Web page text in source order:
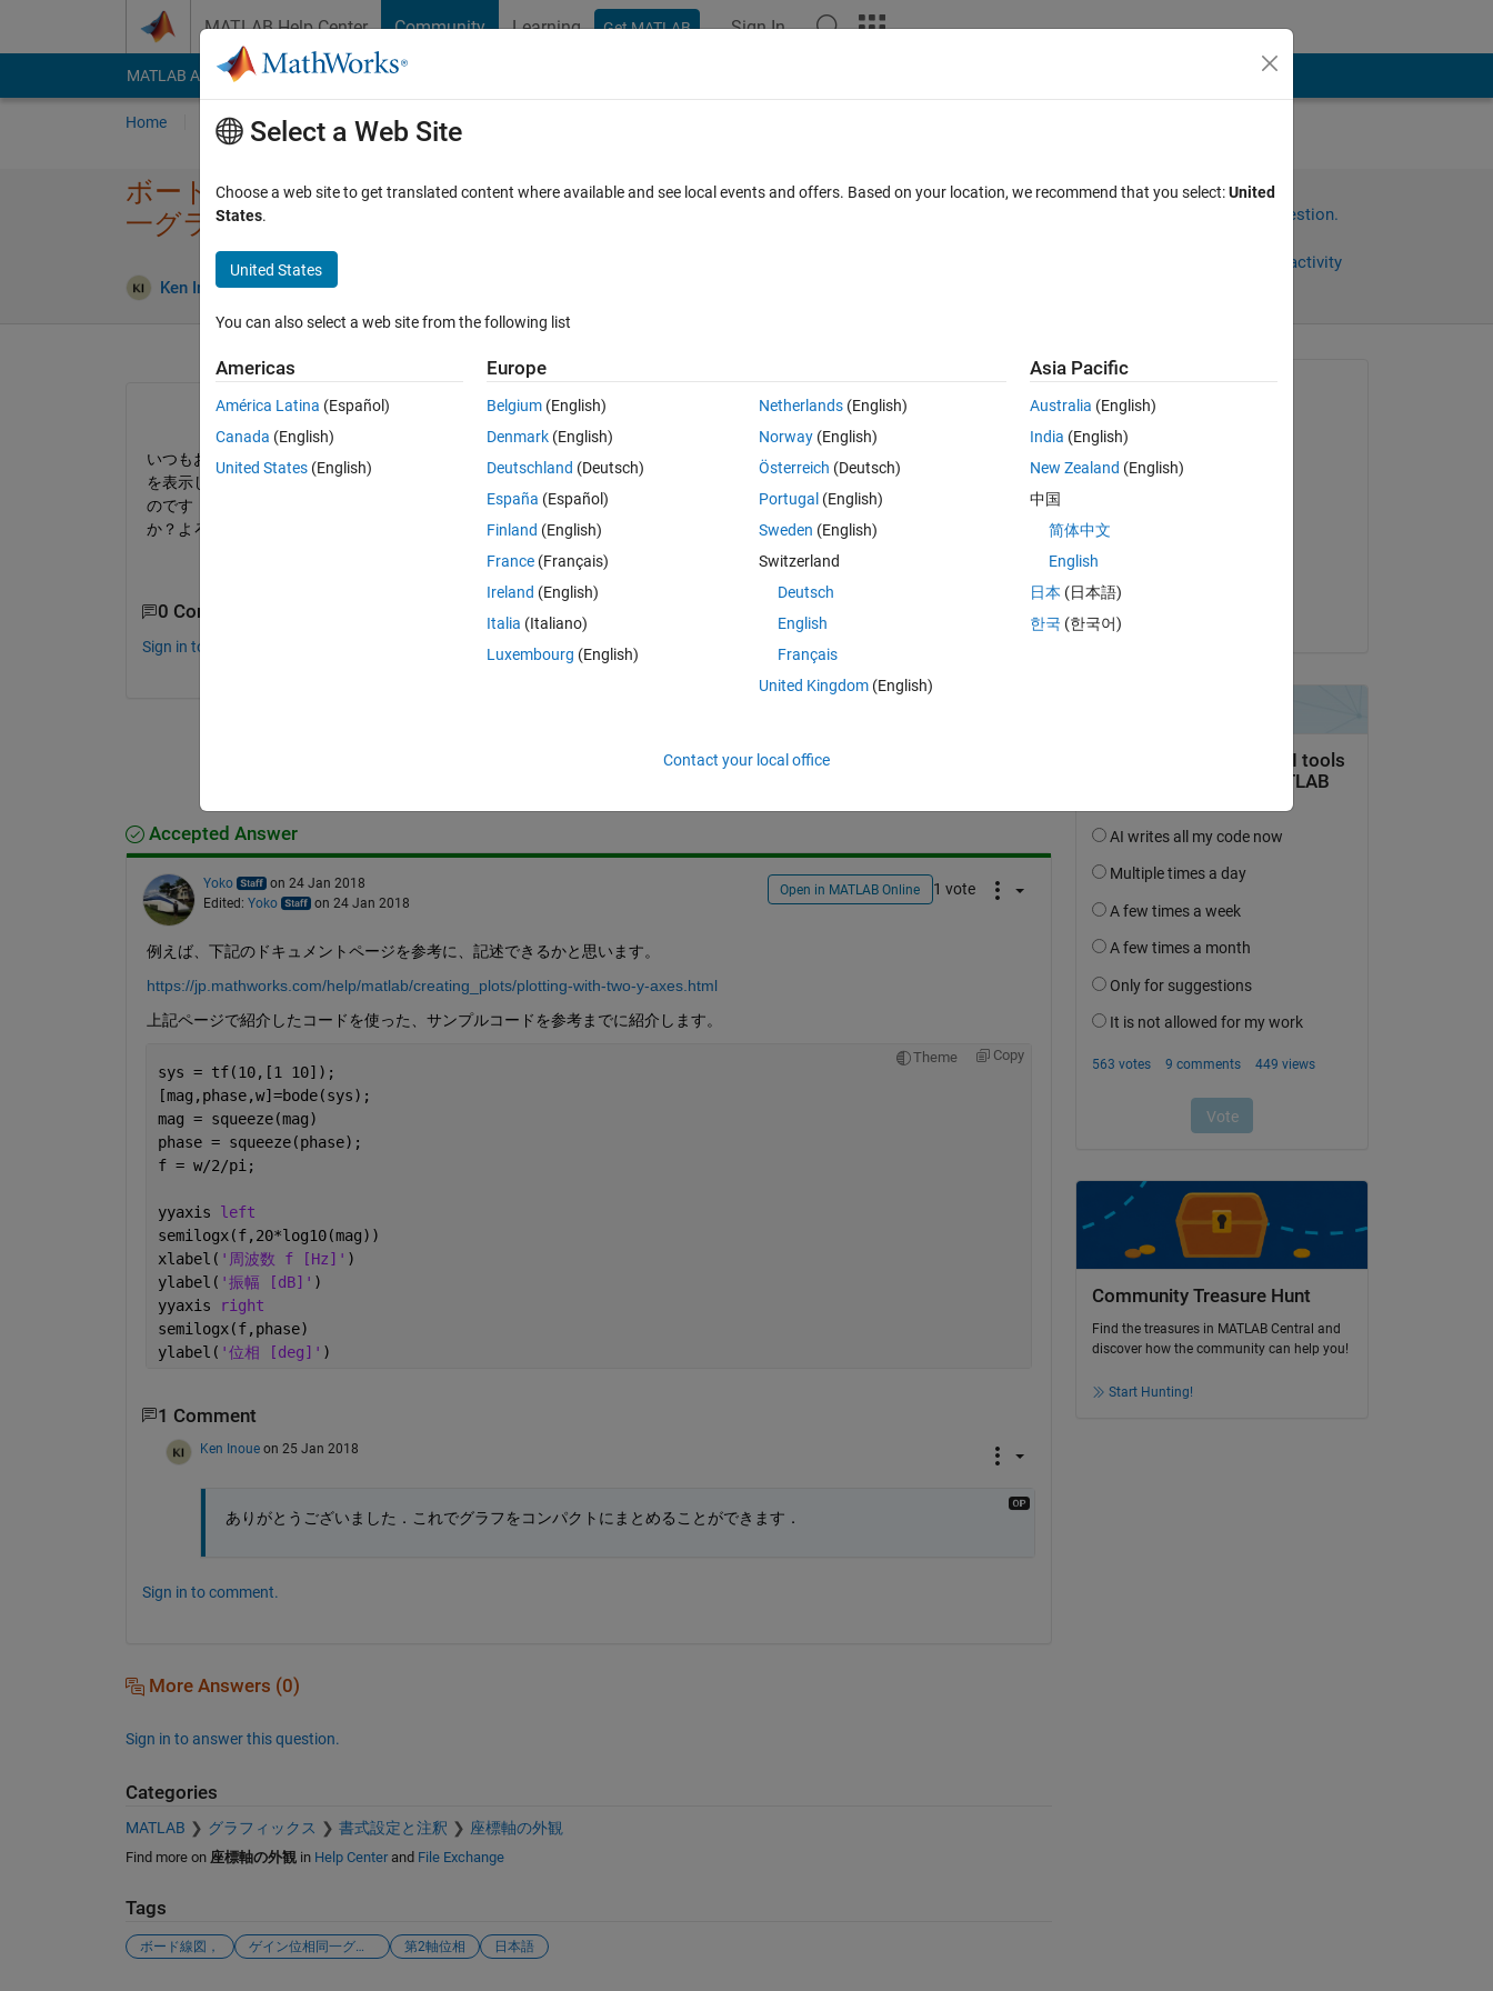
MATLAB Help Center Community Learning Get MATLAB Sign In
MATLAB Answers File Exchange Cody
Home Ask Answer Browse MATLAB FAQs
ボード線図で第2軸に​位相を表示したい．ボ​ード線図でゲインと位​相を同
一グラフに表示​したい．
Ken Inoue 24 Jan 2018
Sign in to answer this question.
Sign in to follow activity
いつもお世話になっております．写真のように，ボード線図でゲインと位相を同一グラフに表示したい，つまり第2軸に位相
を表示したいです．写真はMatlabのボード線図を一度Excel(csv)ファイルに変換して，Excelファイルでボード線図を書いたも
のです．Excelファイルに変換することなく，Matlab上で簡単にゲインと位相を同一グラフに表示する方法がないでしょう
か？よろしくお願いします．．
0 Comments
Sign in to comment.
Accepted Answer
Yoko
on 24 Jan 2018
Edited: Yoko on 24 Jan 2018
Open in MATLAB Online 1 vote
例えば、下記のドキュメントページを参考に、記述できるかと思います。
https://jp.mathworks.com/help/matlab/creating_plots/plotting-with-two-y-axes.html
上記ページで紹介したコードを使った、サンプルコードを参考までに紹介します。
Theme Copy
sys = tf(10,[1 10]);
[mag,phase,w]=bode(sys);
mag = squeeze(mag)
phase = squeeze(phase);
f = w/2/pi;
yyaxis left
semilogx(f,20*log10(mag))
xlabel( '周波数 f [Hz]' )
ylabel( '振幅 [dB]' )
yyaxis
right
semilogx(f,phase)
ylabel( '位相 [deg]' )
1 Comment
Ken Inoue on 25 Jan 2018
ありがとうございました．これでグラフをコンパクトにまとめることができます．
Sign in to comment.
More Answers (0)
Sign in to answer this question.
Categories
MATLAB グラフィックス 書式設定と注釈 座標軸の外観
Find more on 座標軸の外観in Help Centerand File Exchange
Tags
ボード線図， ゲイン位相同一グラフ 第2軸位相 日本語
on 24 Jan 2018
Accepted:
Community Treasure Hunt
Find the treasures in MATLAB Central and
discover how the community can help you!
Start Hunting!
Select a Web Site
Choose a web site to get translated content where available and see local events and offers. Based on your location, we recommend that you select:United
States.
United States
You can also select a web site from the following list
Americas
América Latina (Español)
Canada (English)
United States (English)
Europe
Belgium (English)
Denmark (English)
Deutschland (Deutsch)
España (Español)
Finland (English)
France (Français)
Ireland (English)
Italia (Italiano)
Luxembourg (English)
Netherlands(English)
Norway(English)
Österreich (Deutsch)
Portugal (English)
Sweden (English)
Switzerland
Deutsch
English
Français
United Kingdom(English)
Asia Pacific
Australia (English)
India (English)
New Zealand (English)
中国
简体中文
English
日本 (日本語)
한국 (한국어)
Contact your local office